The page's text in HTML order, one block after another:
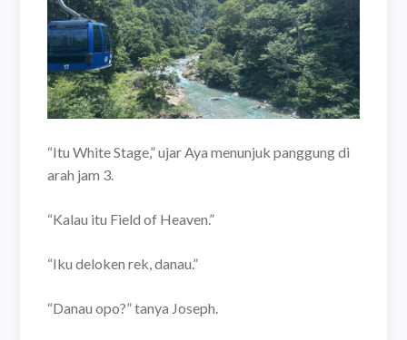
“Itu White Stage,” ujar Aya menunjuk panggung di
arah jam 3.
“Kalau itu Field of Heaven.”
“Iku deloken rek, danau.”
“Danau opo?” tanya Joseph.